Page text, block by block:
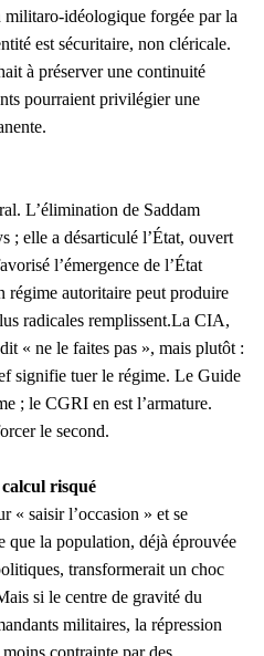
idéologique forgée par la
est sécuritaire, non cléricale.
à préserver une continuité
pourraient privilégier une
L’élimination de Saddam
; elle a désarticulé l’État, ouvert
l’émergence de l’État
régime autoritaire peut produire
radicales remplissent.La CIA,
« ne le faites pas », mais plutôt :
signifie tuer le régime. Le Guide
; le CGRI en est l’armature.
le second.
risqué
« saisir l’occasion » et se
que la population, déjà éprouvée
transformerait un choc
si le centre de gravité du
militaires, la répression